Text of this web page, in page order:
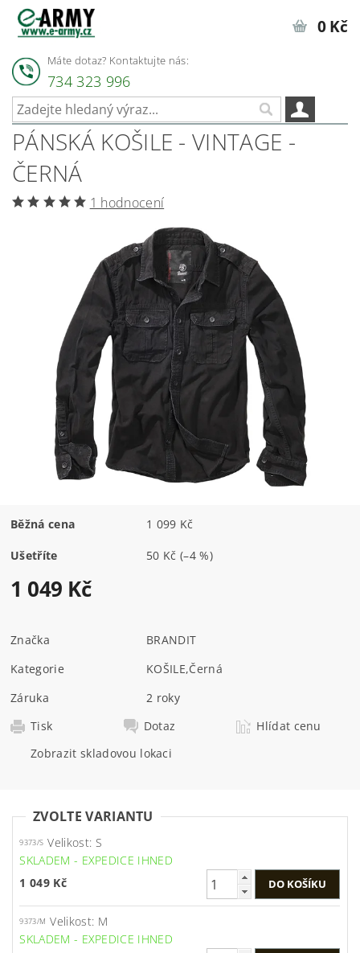
Máte dotaz? Kontaktujte nás:
734 323 996
0 Kč
PÁNSKÁ KOŠILE - VINTAGE -
ČERNÁ
1 hodnocení
Běžná cena 1 099 Kč
Ušetříte 50 Kč(–4 %)
1 049 Kč
Značka
BRANDIT
Kategorie
KOŠILE,Černá
Záruka
2 roky
Tisk
Dotaz
Hlídat cenu
Zobrazit skladovou lokaci
ZVOLTE VARIANTU
9373/S Velikost: S
SKLADEM - EXPEDICE IHNED
1 049 Kč
9373/M Velikost: M
SKLADEM - EXPEDICE IHNED